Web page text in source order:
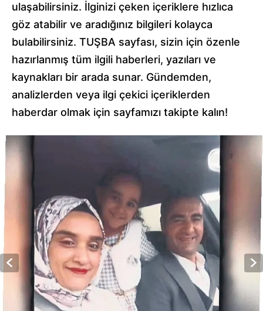
ulaşabilirsiniz. İlginizi çeken içeriklere hızlıca
göz atabilir ve aradığınız bilgileri kolayca
bulabilirsiniz. TUŞBA sayfası, sizin için özenle
hazırlanmış tüm ilgili haberleri, yazıları ve
kaynakları bir arada sunar. Gündemden,
analizlerden veya ilgi çekici içeriklerden
haberdar olmak için sayfamızı takipte kalın!